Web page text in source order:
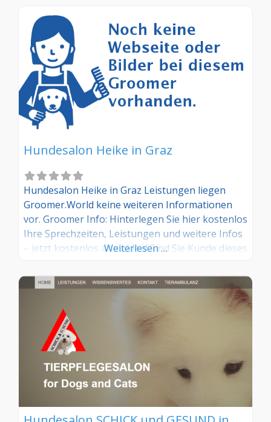
Hundebesitzer/innen!
Hundesalon Heike in Graz
Hundesalon Heike in Graz Leistungen liegen
Groomer.World keine weiteren Informationen
vor. Groomer Info: Hinterlegen Sie hier kostenlos
Ihre Sprechzeiten, Leistungen und weitere Infos
– jetzt kostenlos anmelden! Sind Sie Kunde dieses
über die Kommentarfunktion unten mit anderen
Hundebesitzer/innen!
Weiterlesen …